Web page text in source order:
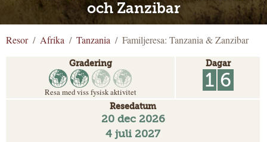
och Zanzibar
Resor Afrika Tanzania Familjeresa: Tanzania & Zanzibar
Gradering
Resa med viss fysisk aktivitet
Dagar
1 6
Resedatum
20 dec 2026
4 juli 2027